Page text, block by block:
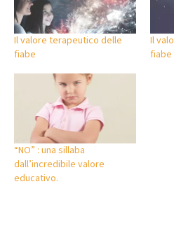
Il valore terapeutico delle
fiabe
Il
fiabe
“NO” : una sillaba
dall’incredibile valore
educativo.